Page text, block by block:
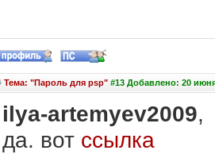
Тема: "Пароль для psp"#13 Добавлено: 20 июня
ilya-artemyev2009,
да. вот ссылка